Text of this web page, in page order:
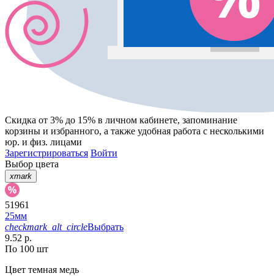
Скидка от 3% до 15% в личном кабинете, запоминание
корзины и избранного, а также удобная работа с несколькими
юр. и физ. лицами
Зарегистрироваться Войти
Выбор цвета
xmark
51961
25мм
checkmark_alt_circleВыбрать
9.52 р.
По 100 шт
Цвет темная медь